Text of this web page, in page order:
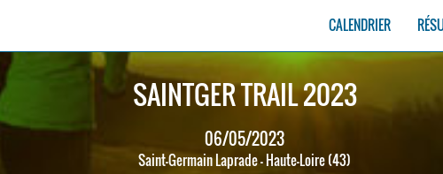
CALENDRIER
SAINTGER TRAIL 2023
06/05/2023
Saint-Germain Laprade - Haute-Loire (43)